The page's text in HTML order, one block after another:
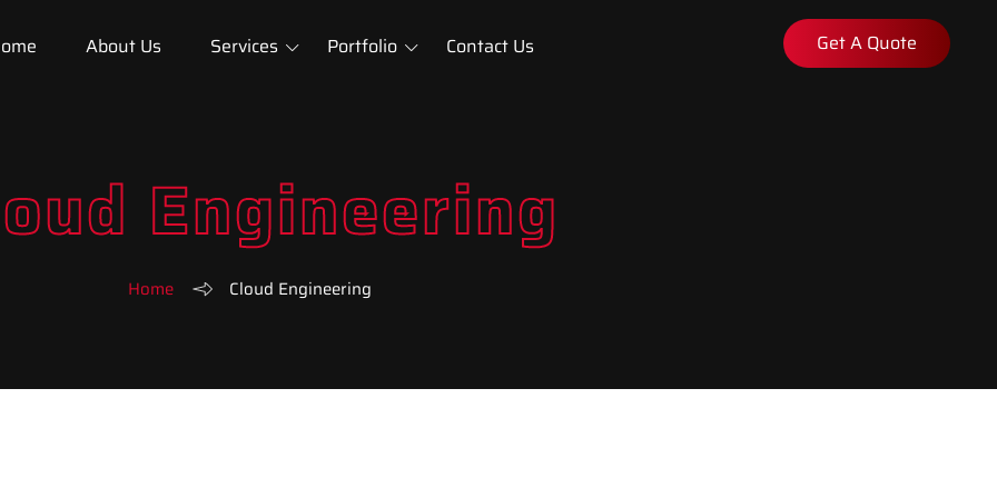
About Us Services Portfolio Contact Us Get A Quote
Engineering
Home Cloud Engineering